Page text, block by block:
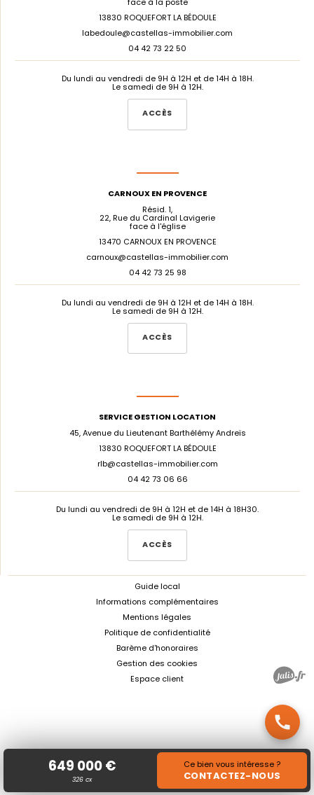
call
649 000 €
326 cx
Ce bien vous intéresse ?
CONTACTEZ-NOUS
face à la poste
13830 ROQUEFORT LA BÉDOULE
labedoule@castellas-immobilier.com
04 42 73 22 50
Du lundi au vendredi de 9H à 12H et de 14H à 18H.
Le samedi de 9H à 12H.
ACCÈS
CARNOUX EN PROVENCE
Résid. 1,
22, Rue du Cardinal Lavigerie
face à l'église
13470 CARNOUX EN PROVENCE
carnoux@castellas-immobilier.com
04 42 73 25 98
Du lundi au vendredi de 9H à 12H et de 14H à 18H.
Le samedi de 9H à 12H.
ACCÈS
SERVICE GESTION LOCATION
45, Avenue du Lieutenant Barthélémy Andreïs
13830 ROQUEFORT LA BÉDOULE
rlb@castellas-immobilier.com
04 42 73 06 66
Du lundi au vendredi de 9H à 12H et de 14H à 18H30.
Le samedi de 9H à 12H.
ACCÈS
Guide local
Informations complémentaires
Mentions légales
Politique de confidentialité
Barème d'honoraires
Gestion des cookies
Espace client